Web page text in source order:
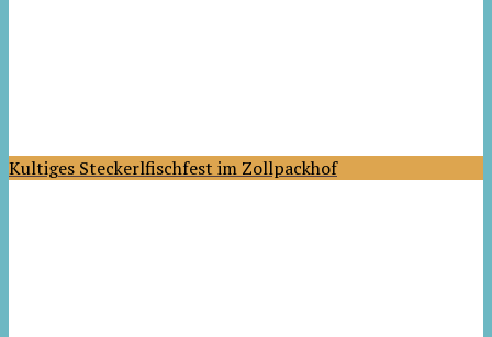
Kultiges Steckerlfischfest im Zollpackhof